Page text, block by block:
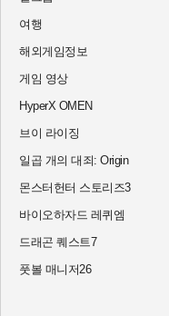
여행
해외게임정보
게임 영상
HyperX OMEN
브이 라이징
일곱 개의 대죄: Origin
몬스터헌터 스토리즈3
바이오하자드 레퀴엠
드래곤 퀘스트7
풋볼 매니저26